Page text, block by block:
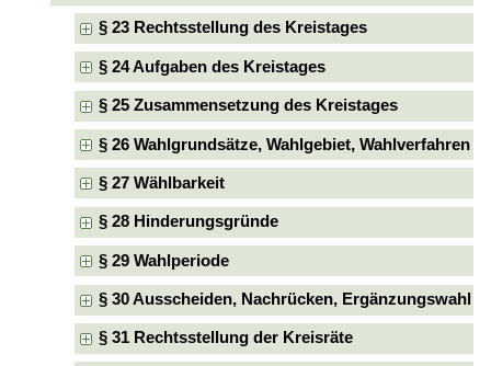
§ 23 Rechtsstellung des Kreistages
§ 24 Aufgaben des Kreistages
§ 25 Zusammensetzung des Kreistages
§ 26 Wahlgrundsätze, Wahlgebiet, Wahlverfahren
§ 27 Wählbarkeit
§ 28 Hinderungsgründe
§ 29 Wahlperiode
§ 30 Ausscheiden, Nachrücken, Ergänzungswahl
§ 31 Rechtsstellung der Kreisräte